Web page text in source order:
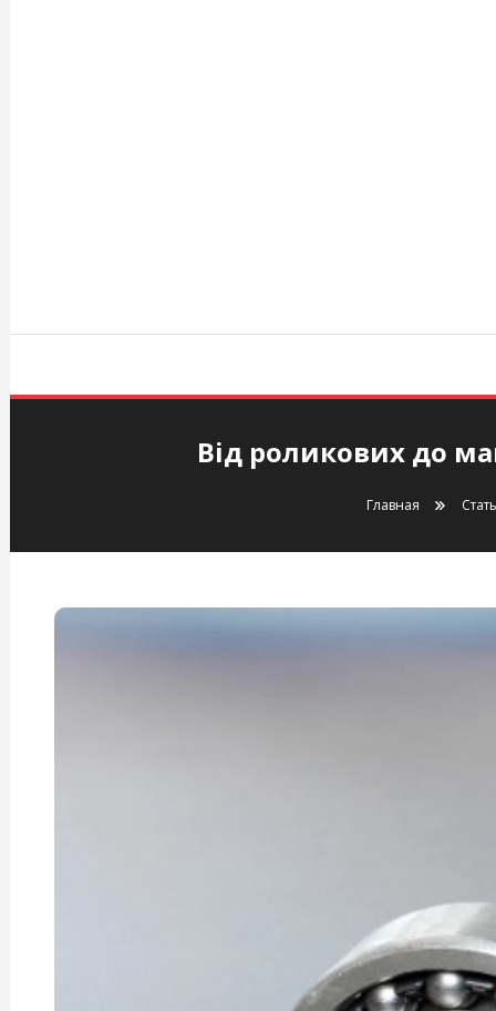
Від роликових до
Главная